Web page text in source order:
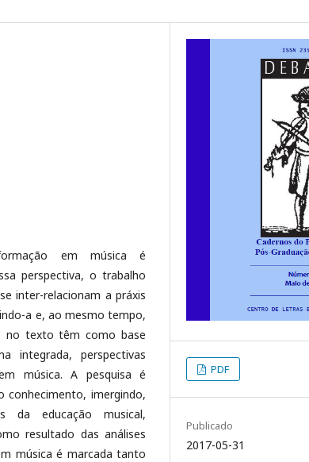
em música é
perspectiva, o trabalho
inter-relacionam a práxis
a e, ao mesmo tempo,
no texto têm como base
integrada, perspectivas
música. A pesquisa é
conhecimento, imergindo,
da educação musical,
resultado das análises
música é marcada tanto
PDF
Publicado
2017-05-31